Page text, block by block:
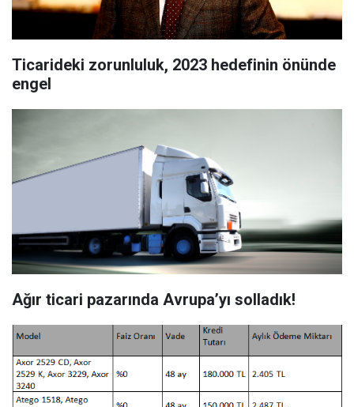
Ticarideki zorunluluk, 2023 hedefinin önünde
engel
Ağır ticari pazarında Avrupa’yı solladık!